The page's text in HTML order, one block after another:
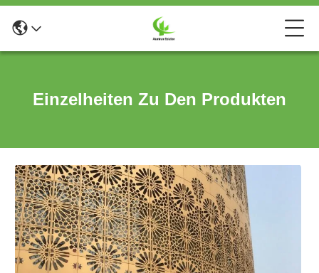
Einzelheiten Zu Den Produkten